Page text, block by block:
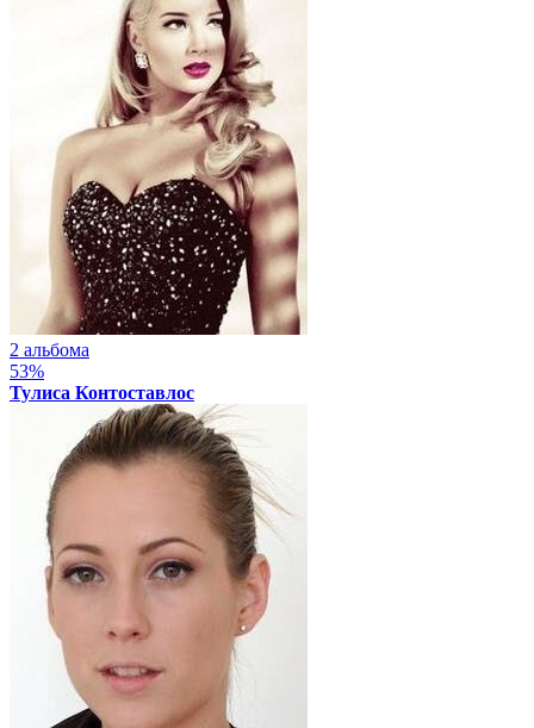
2 альбома
53%
Тулиса Контоставлос